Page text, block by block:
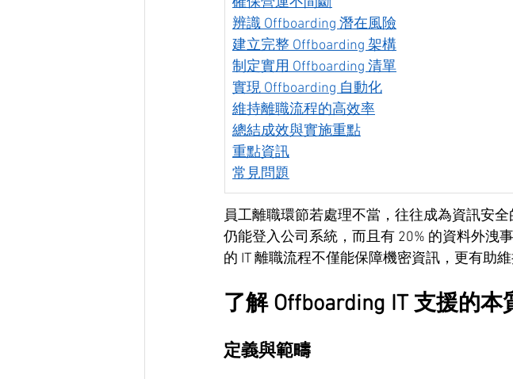
辨識 Offboarding 潛在風險
建立完整 Offboarding 架構
制定實用 Offboarding 清單
實現 Offboarding 自動化
維持離職流程的高效率
總結成效與實施重點
重點資訊
常見問題
員工離職環節若處理不當，往往成為資訊安
仍能登入公司系統，而且有 20% 的資料外洩
的 IT 離職流程不僅能保障機密資訊，更有助維
了解 Offboarding IT 支援的本
定義與範疇